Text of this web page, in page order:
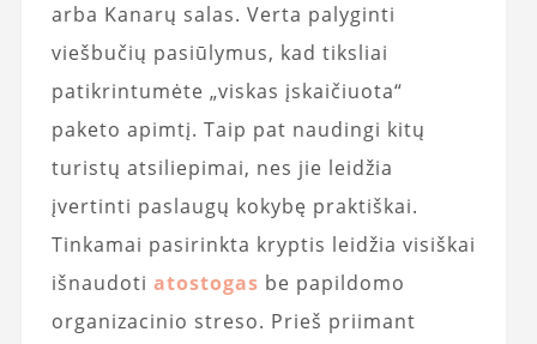
arba Kanarų salas. Verta palyginti
viešbučių pasiūlymus, kad tiksliai
patikrintumėte „viskas įskaičiuota“
paketo apimtį. Taip pat naudingi kitų
turistų atsiliepimai, nes jie leidžia
įvertinti paslaugų kokybę praktiškai.
Tinkamai pasirinkta kryptis leidžia visiškai
išnaudoti atostogas be papildomo
organizacinio streso. Prieš priimant